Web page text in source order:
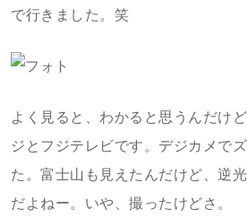
で行きました。笑
よく見ると、わかると思うんだけ
ジとフジテレビです。デジカメで
た。富士山も見えたんだけど、逆
だよねー。いや、撮ったけどさ。